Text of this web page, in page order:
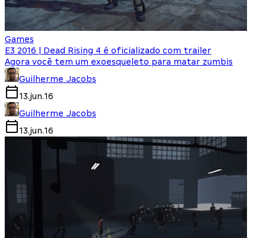
Games
E3 2016 | Dead Rising 4 é oficializado com trailer
Agora você tem um exoesqueleto para matar zumbis
Guilherme Jacobs
13.jun.16
Guilherme Jacobs
13.jun.16